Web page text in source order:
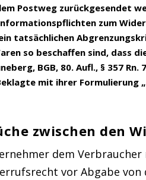
Postweg zurückgesendet
zum
tatsächlichen
so beschaffen sind, dass
BGB, 80. Aufl., § 357
mit ihrer Formulierung
zwischen den
dem Verbraucher
vor Abgabe